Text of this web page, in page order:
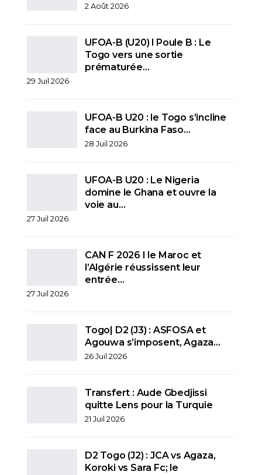
2 Août 2026
UFOA-B (U20) l Poule B : Le
Togo vers une sortie
prématurée…
29 Juil 2026
UFOA-B U20 : le Togo s’incline
face au Burkina Faso…
28 Juil 2026
UFOA-B U20 : Le Nigeria
domine le Ghana et ouvre la
voie au…
27 Juil 2026
CAN F 2026 I le Maroc et
l’Algérie réussissent leur
entrée…
27 Juil 2026
Togo| D2 (J3) : ASFOSA et
Agouwa s’imposent, Agaza…
26 Juil 2026
Transfert : Aude Gbedjissi
quitte Lens pour la Turquie
21 Juil 2026
D2 Togo (J2) : JCA vs Agaza,
Koroki vs Sara Fc; le